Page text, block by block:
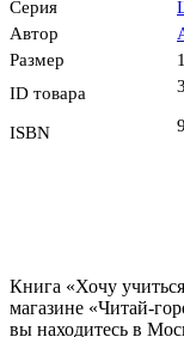
Серия
Автор
Размер
ID товара
ISBN
Книга «Хочу
магазине «Читай-
вы находитесь в